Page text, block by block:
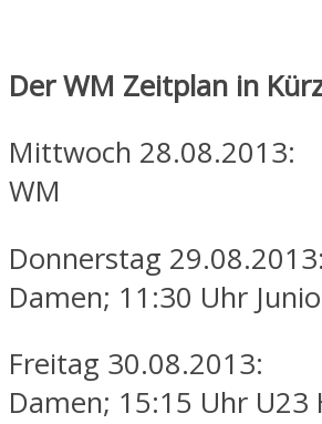
Der WM Zeitplan in
Mittwoch
WM
Donnerstag
Damen; 11:30 Uhr
Freitag
Damen; 15:15 Uhr U23